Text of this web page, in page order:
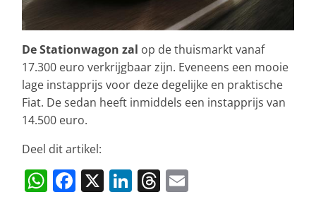
De Stationwagon zal op de thuismarkt vanaf
17.300 euro verkrijgbaar zijn. Eveneens een mooie
lage instapprijs voor deze degelijke en praktische
Fiat. De sedan heeft inmiddels een instapprijs van
14.500 euro.
Deel dit artikel:
W F X Li T